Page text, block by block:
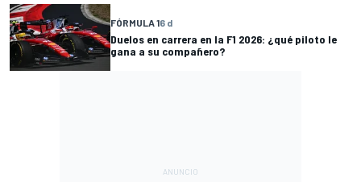
FÓRMULA 16 d
Duelos en carrera en la F1 2026: ¿qué piloto le
gana a su compañero?